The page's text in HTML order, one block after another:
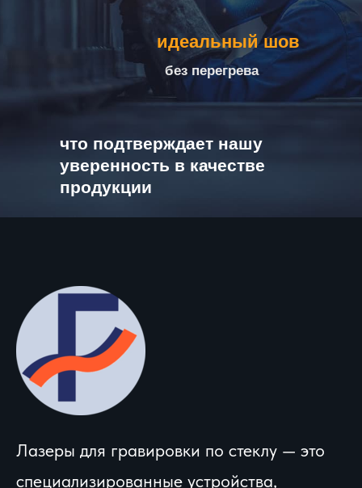
что подтверждает нашу
уверенность в качестве
продукции
идеальный шов
без перегрева
Лазеры для гравировки по стеклу — это
специализированные устройства,